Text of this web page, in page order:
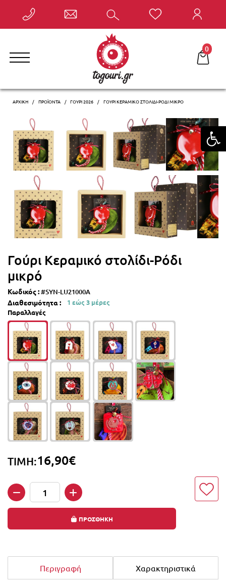
γουριών, αυτόματα στο καλάθι σας!
0
ΑΡΧΙΚΗ ΠΡΟΪΌΝΤΑ ΓΟΎΡΙ 2026 ΓΟΎΡΙ ΚΕΡΑΜΙΚΌ ΣΤΟΛΊΔΙ-ΡΌΔΙ ΜΙΚΡΌ
Γούρι Κεραμικό στολίδι-Ρόδι
μικρό
Κωδικός :#SYN-LU21000A
Διαθεσιμότητα :
1 εώς 3 μέρες
Παραλλαγές
ΤΙΜΗ:16,90€
Ποσότητα
ΠΡΟΣΘΗΚΗ
Περιγραφή Χαρακτηριστικά